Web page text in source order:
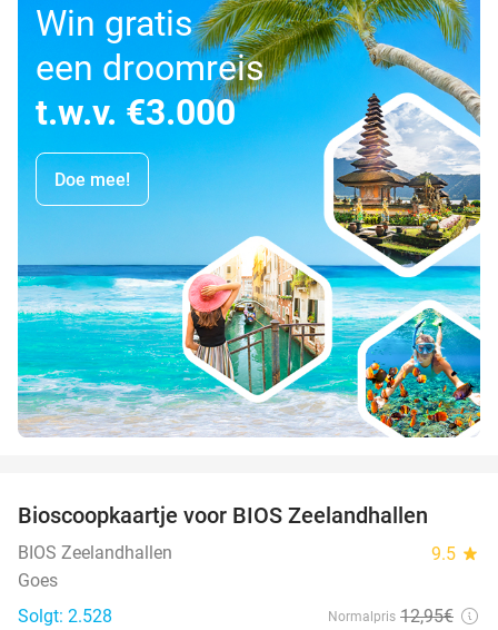
Win gratis
een droomreis
t.w.v. €3.000
Doe mee!
Bioscoopkaartje voor BIOS Zeelandhallen
BIOS Zeelandhallen 9.5 star
Goes
Solgt: 2.528
Normalpris 12,95€